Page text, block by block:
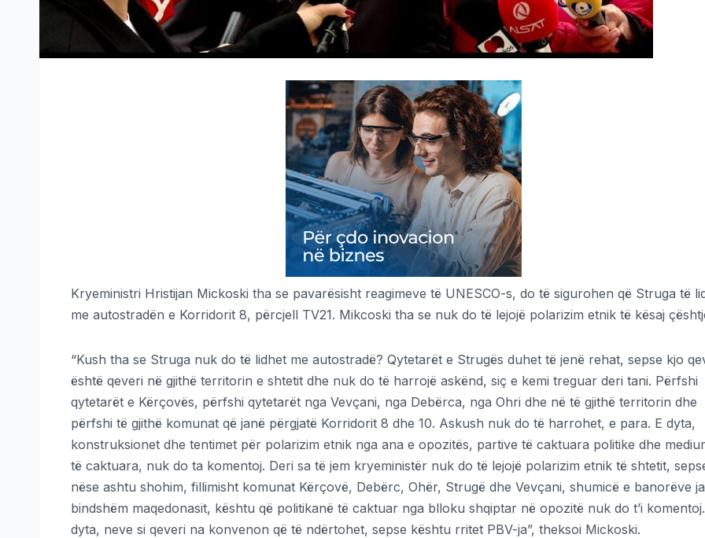
Kryeministri Hristijan Mickoski tha se pavarësisht reagimeve të UNESCO-s, do të sigurohen që Struga të
me autostradën e Korridorit 8, përcjell TV21. Mikcoski tha se nuk do të lejojë polarizim etnik të kësaj
“Kush tha se Struga nuk do të lidhet me autostradë? Qytetarët e Strugës duhet të jenë rehat, sepse kjo
është qeveri në gjithë territorin e shtetit dhe nuk do të harrojë askënd, siç e kemi treguar deri tani. Përfshi
qytetarët e Kërçovës, përfshi qytetarët nga Vevçani, nga Debërca, nga Ohri dhe në të gjithë territorin dhe
përfshi të gjithë komunat që janë përgjatë Korridorit 8 dhe 10. Askush nuk do të harrohet, e para. E dyta,
konstruksionet dhe tentimet për polarizim etnik nga ana e opozitës, partive të caktuara politike dhe
të caktuara, nuk do ta komentoj. Deri sa të jem kryeministër nuk do të lejojë polarizim etnik të shtetit,
nëse ashtu shohim, fillimisht komunat Kërçovë, Debërc, Ohër, Strugë dhe Vevçani, shumicë e banorëve
bindshëm maqedonasit, kështu që politikanë të caktuar nga blloku shqiptar në opozitë nuk do t’i
dyta, neve si qeveri na konvenon që të ndërtohet, sepse kështu rritet PBV-ja”, theksoi Mickoski.